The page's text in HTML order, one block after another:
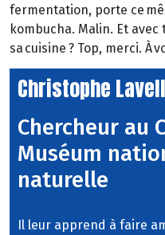
fermentation, porte ce
kombucha. Malin. Et
sa cuisine ? Top, merci. À
Christophe
Chercheur au
Muséum
naturelle
Il leur apprend à faire